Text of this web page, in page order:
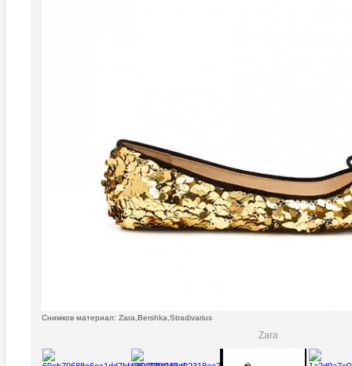
Снимков материал: Zara,Bershka,Stradivarius
Zara